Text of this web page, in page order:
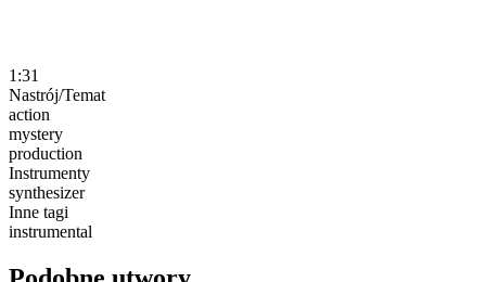
1:31
Nastrój/Temat
action
mystery
production
Instrumenty
synthesizer
Inne tagi
instrumental